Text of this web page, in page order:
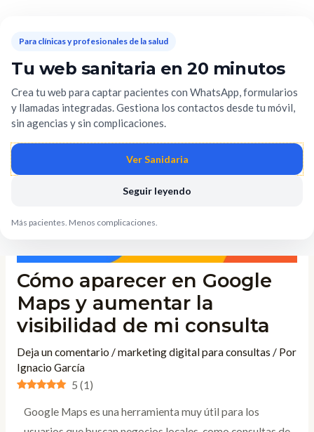
contenido
Cómo aparecer en Google
Maps y aumentar la
visibilidad de mi consulta
Deja un comentario /marketing digital para consultas / Por
Ignacio García
5 (1)
Google Maps es una herramienta muy útil para los
entradas
Para clínicas y profesionales de la salud
Tu web sanitaria en 20 minutos
Crea tu web para captar pacientes con WhatsApp, formularios
y llamadas integradas. Gestiona los contactos desde tu móvil,
sin agencias y sin complicaciones.
Ver Sanidaria
Seguir leyendo
Más pacientes. Menos complicaciones.